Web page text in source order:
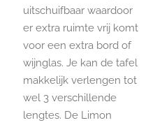
uitschuifbaar waardoor
er extra ruimte vrij komt
voor een extra bord of
wijnglas. Je kan de tafel
makkelijk verlengen tot
wel 3 verschillende
lengtes. De Limon